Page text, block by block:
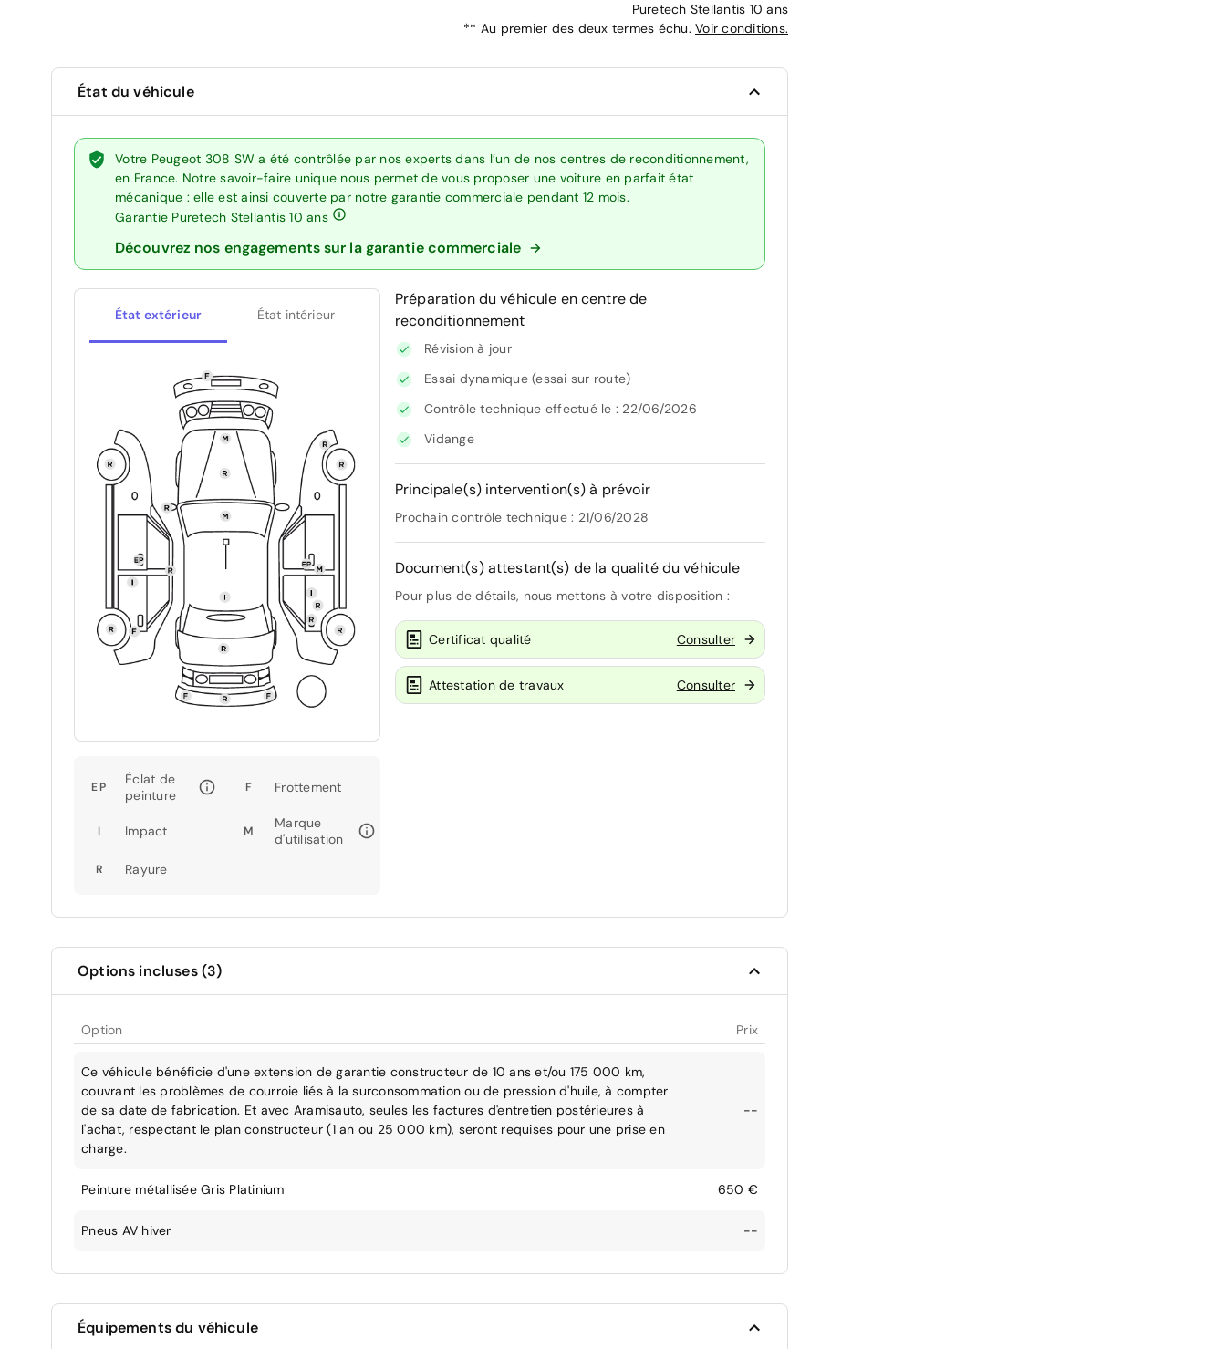
Puretech Stellantis 10 ans
** Au premier des deux termes échu. Voir conditions.
État du véhicule
Votre Peugeot 308 SW a été contrôlée par nos experts dans l’un de nos centres de reconditionnement,
en France. Notre savoir-faire unique nous permet de vous proposer une voiture en parfait état
mécanique : elle est ainsi couverte par notre garantie commerciale pendant 12 mois.
Garantie Puretech Stellantis 10 ans
Découvrez nos engagements sur la garantie commerciale
État extérieur État intérieur
EP
Éclat de
peinture
F Frottement
I Impact M
Marque
d'utilisation
R Rayure
Préparation du véhicule en centre de
reconditionnement
Révision à jour
Essai dynamique (essai sur route)
Contrôle technique effectué le : 22/06/2026
Vidange
Principale(s) intervention(s) à prévoir
Prochain contrôle technique : 21/06/2028
Document(s) attestant(s) de la qualité du véhicule
Pour plus de détails, nous mettons à votre disposition :
Certificat qualité Consulter
Attestation de travaux Consulter
Options incluses (3)
Option Prix
Ce véhicule bénéficie d'une extension de garantie constructeur de 10 ans et/ou 175 000 km,
couvrant les problèmes de courroie liés à la surconsommation ou de pression d'huile, à compter
de sa date de fabrication. Et avec Aramisauto, seules les factures d'entretien postérieures à
l'achat, respectant le plan constructeur (1 an ou 25 000 km), seront requises pour une prise en
charge.
--
Peinture métallisée Gris Platinium 650 €
Pneus AV hiver --
Équipements du véhicule